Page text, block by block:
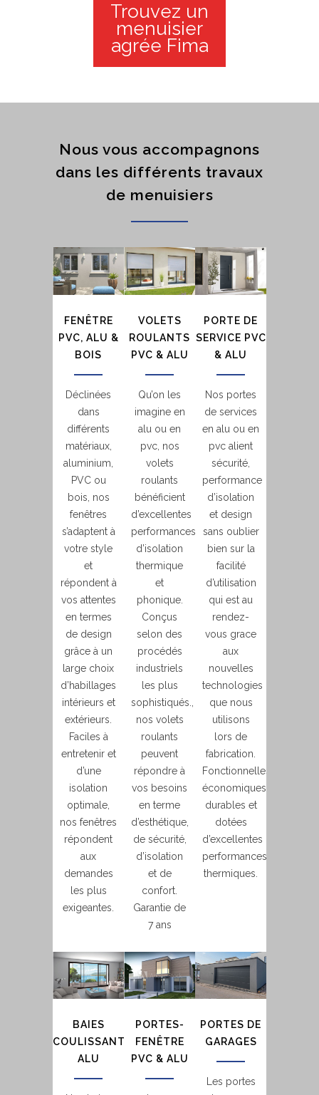
Trouvez un
menuisier
agrée Fima
Nous vous accompagnons
dans les différents travaux
de menuisiers
FENÊTRE
PVC, ALU &
BOIS
Déclinées
dans
différents
matériaux,
aluminium,
PVC ou
bois, nos
fenêtres
s’adaptent à
votre style
et
répondent à
vos attentes
en termes
de design
grâce à un
large choix
d’habillages
intérieurs et
extérieurs.
Faciles à
entretenir et
d’une
isolation
optimale,
nos fenêtres
répondent
aux
demandes
les plus
exigeantes.
VOLETS
ROULANTS
PVC & ALU
Qu’on les
imagine en
alu ou en
pvc, nos
volets
roulants
bénéficient
d’excellentes
performances
d’isolation
thermique
et
phonique.
Conçus
selon des
procédés
industriels
les plus
sophistiqués.,
nos volets
roulants
peuvent
répondre à
vos besoins
en terme
d’esthétique,
de sécurité,
d’isolation
et de
confort.
Garantie de
7 ans
PORTE DE
SERVICE PVC
& ALU
Nos portes
de services
en alu ou en
pvc alient
sécurité,
performance
d’isolation
et design
sans oublier
bien sur la
facilité
d’utilisation
qui est au
rendez-
vous grace
aux
nouvelles
technologies
que nous
utilisons
lors de
fabrication.
Fonctionnelles,
économiques,
durables et
dotées
d’excellentes
performances
thermiques.
BAIES
COULISSANTES
ALU
PORTES-
FENÊTRE
PVC & ALU
PORTES DE
GARAGES
Les portes